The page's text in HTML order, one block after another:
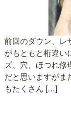
前回のダウン、レ
がもともと桁違い
ズ、穴、ほつれ修
だと思いますがま
もたくさん […]